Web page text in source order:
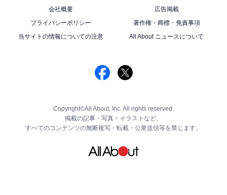
会社概要
広告掲載
プライバシーポリシー
著作権・商標・免責事項
当サイトの情報についての注意
All About ニュースについて
Copyright©All About, Inc. All rights reserved.
掲載の記事・写真・イラストなど、
すべてのコンテンツの無断複写・転載・公衆送信等を禁じます。